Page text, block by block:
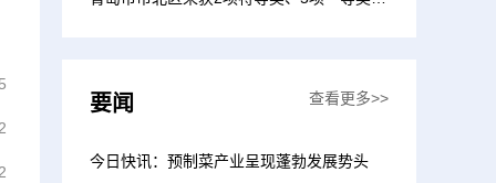
要闻 查看更多>>
今日快讯：预制菜产业呈现蓬勃发展势头